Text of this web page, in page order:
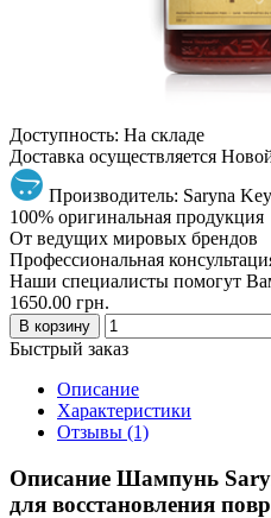
Доступность: На складе
Доставка осуществляется
Производитель: Saryna Key
100% оригинальная продукция
От ведущих мировых брендов
Профессиональная
Наши специалисты помогут
1650.00 грн.
В корзину
Быстрый заказ
Описание
Характеристики
Отзывы (1)
Описание Шампунь
для восстановления